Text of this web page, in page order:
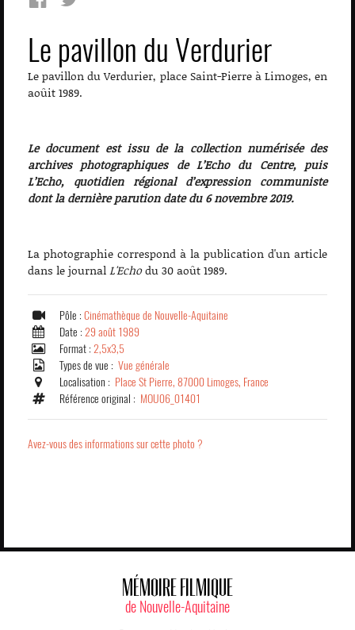
Le pavillon du Verdurier
Le pavillon du Verdurier, place Saint-Pierre à Limoges, en
aoûit 1989.
Le document est issu de la collection numérisée des
archives photographiques de L’Echo du Centre, puis
L’Echo, quotidien régional d’expression communiste
dont la dernière parution date du 6 novembre 2019.
La photographie correspond à la publication d'un article
dans le journalL'Echodu 30 août 1989.
Pôle : Cinémathèque de Nouvelle-Aquitaine
Date : 29 août 1989
Format : 2,5x3,5
Types de vue : Vue générale
Localisation : Place St Pierre, 87000 Limoges, France
Référence original : MOU06_01401
Avez-vous des informations sur cette photo ?
MÉMOIRE FILMIQUE
de Nouvelle-Aquitaine